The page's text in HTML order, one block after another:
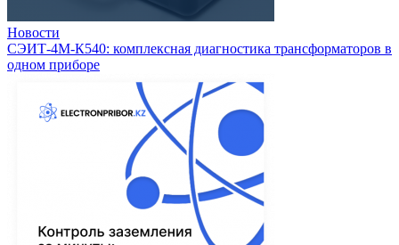
Новости
СЭИТ-4М-К540: комплексная диагностика трансформаторов в
одном приборе